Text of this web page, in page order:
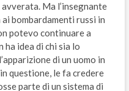
Ma l’insegnante
bombardamenti russi in
potevo continuare a
ha idea di chi sia lo
di un uomo in
questione, le fa credere
parte di un sistema di